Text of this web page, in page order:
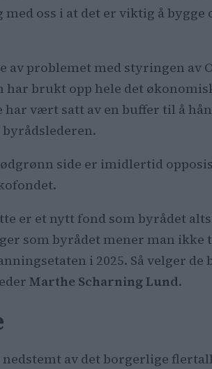
oss i at det er viktig å bygge
av problemet med styringen
har brukt opp hele det
har vært satt av en buffer til å
side er imidlertid
er et nytt fond som byrådet
som byrådet mener man ikke
i 2025. Så velger de
Marthe Scharning Lund.
av det borgerlige